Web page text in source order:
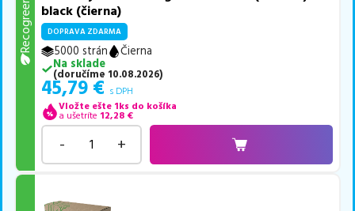
Recogreen black (čierna)
DOPRAVA ZDARMA
5000 strán
Čierna
Na sklade
(doručíme 10.08.2026)
45,79 € s DPH
Vložte ešte 1ks do košíka
a ušetríte 12,28 €
- +